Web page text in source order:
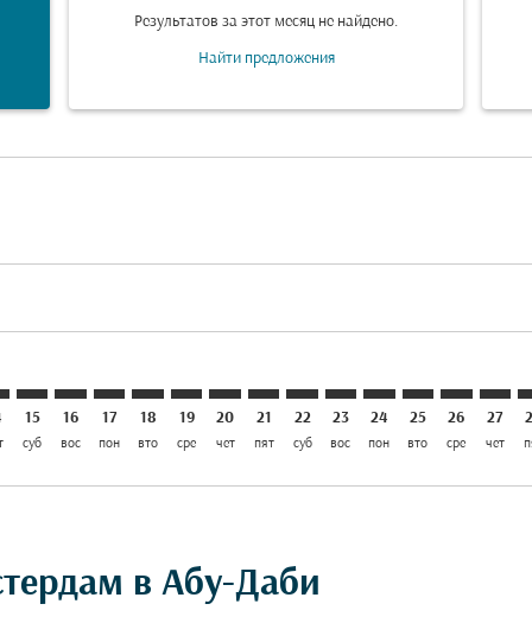
Результатов за этот месяц не найдено.
Найти предложения
15
суб
16
вос
17
пон
AMS–AUH: cmp-view-offers-disclaimer.
18
вто
AMS–AUH: cmp-view-offers-disclaimer.
19
сре
AMS–AUH: cmp-view-offers-
20
чет
AMS–AUH: cmp-view-offers-
21
пят
AMS–AUH: cmp-view-
22
суб
AMS–AUH: cmp-
23
вос
AMS–AUH: cmp-
24
пон
AMS–AUH:
25
вто
26
сре
27
чет
в Абу-Даби